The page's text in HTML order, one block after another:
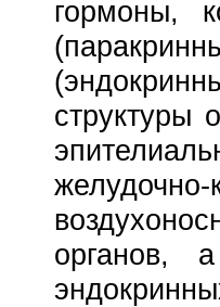
гормоны,
структуры
органов,